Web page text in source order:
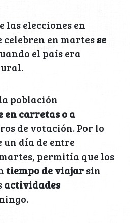
las elecciones en
celebren en martesse
el país era
población
carretas o a
de votación. Por lo
un día de entre
permitía que los
tiempo de viajarsin
actividades